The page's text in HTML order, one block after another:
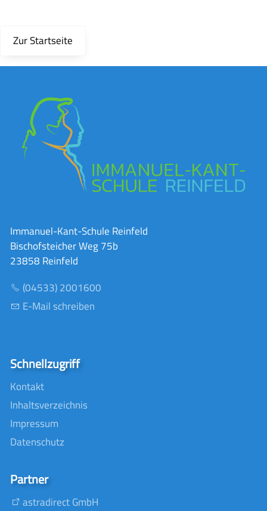
Zur Startseite
Immanuel-Kant-Schule Reinfeld
Bischofsteicher Weg 75b
23858 Reinfeld
(04533) 2001600
E-Mail schreiben
Schnellzugriff
Kontakt
Inhaltsverzeichnis
Impressum
Datenschutz
Partner
astradirect GmbH